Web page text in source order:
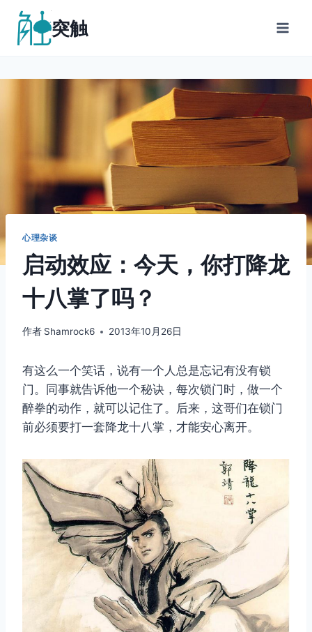
突触
心理杂谈
启动效应：今天，你打降龙
十八掌了吗？
作者 Shamrock6 2013年10月26日
有这么一个笑话，说有一个人总是忘记有没有锁
门。同事就告诉他一个秘诀，每次锁门时，做一个
醉拳的动作，就可以记住了。后来，这哥们在锁门
前必须要打一套降龙十八掌，才能安心离开。